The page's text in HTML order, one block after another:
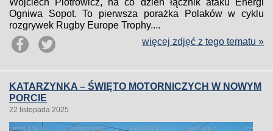
Wojciech Piotrowicz, na co dzień łącznik ataku Energi
Ogniwa Sopot. To pierwsza porażka Polaków w cyklu
rozgrywek Rugby Europe Trophy....
więcej zdjęć z tego tematu »
KATARZYNKA – ŚWIĘTO MOTORNICZYCH W NOWYM
PORCIE
22 listopada 2025